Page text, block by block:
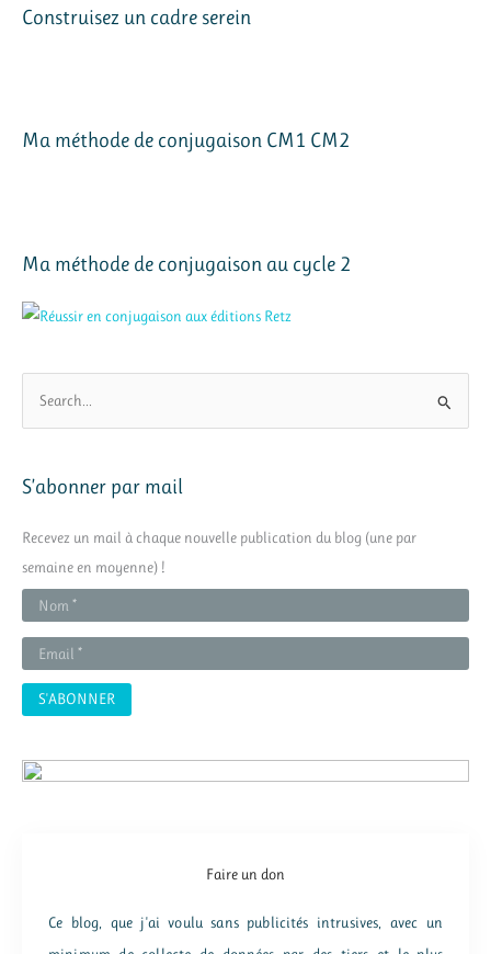
Construisez un cadre serein
Ma méthode de conjugaison CM1 CM2
Ma méthode de conjugaison au cycle 2
h
r
c
h
e
:
S’abonner par mail
Recevez un mail à chaque nouvelle publication du blog (une par
semaine en moyenne) !
Faire un don
Ce blog, que j'ai voulu sans publicités intrusives, avec un